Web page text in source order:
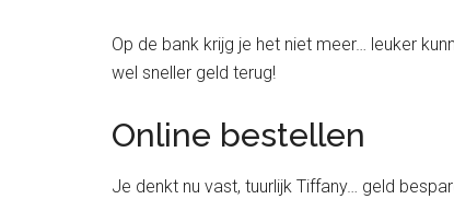
Op de bank krijg je het niet meer… leuker
wel sneller geld terug!
Online bestellen
Je denkt nu vast, tuurlijk Tiffany… geld